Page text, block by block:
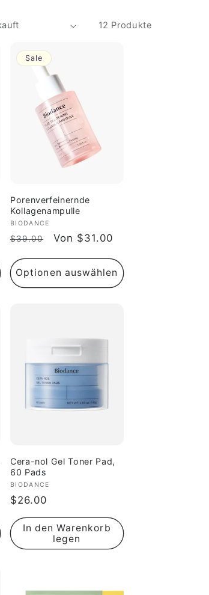
12 Produkte
Sale
Porenverfeinernde
Kollagenampulle
Anbieter:
BIODANCE
Normaler
$39.00 Verkaufspreis
Von $31.00
Optionen auswählen
Cera-nol Gel Toner Pad,
60 Pads
Anbieter:
BIODANCE
Normaler
Preis
$26.00
In den Warenkorb
legen